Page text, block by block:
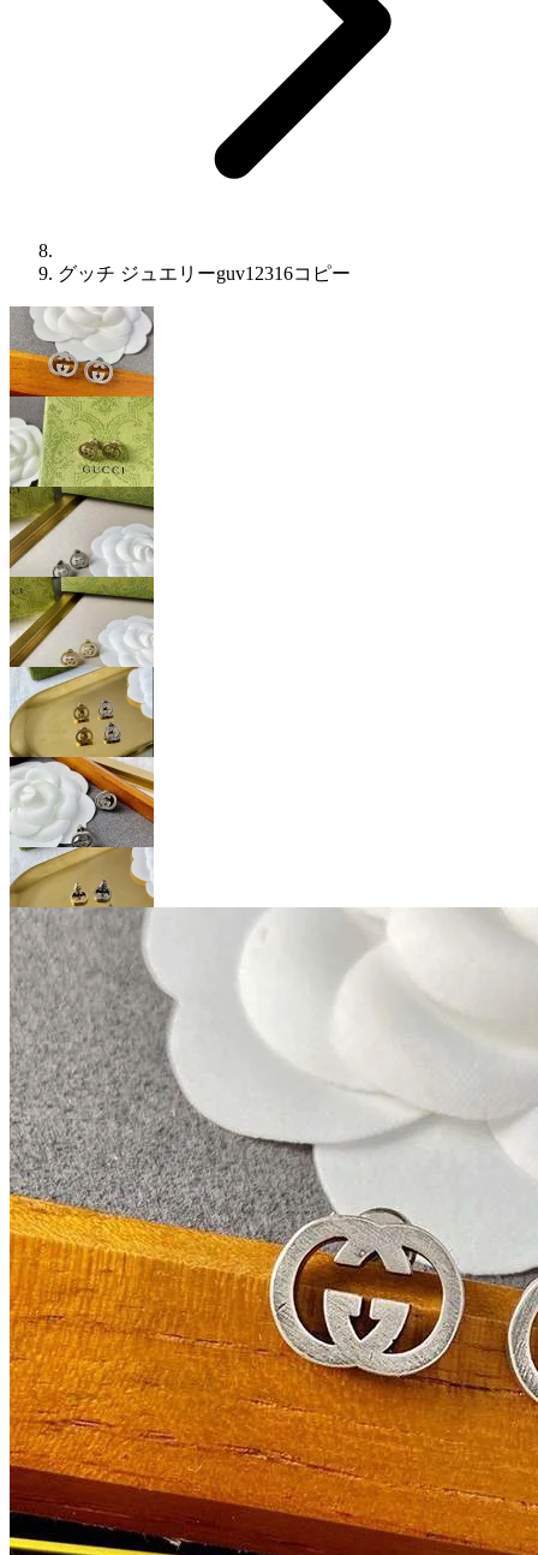
グッチ ジュエリーguv12316コピー